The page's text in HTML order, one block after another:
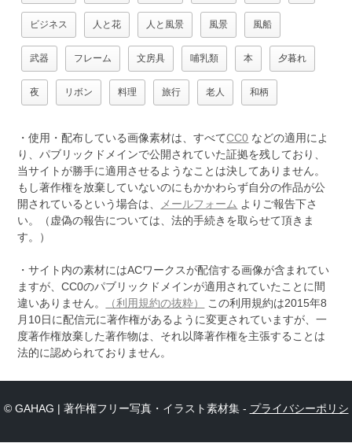
ビジネス 人と花 人と風景 風景 風船
武器 フレーム 文房具 哺乳類 本 夕暮れ
夜 リボン 料理 旅行 老人 和柄
・使用・配布している画像素材は、すべてCC0 などの適用によ
り、パブリックドメインで公開されていた証拠を残しており、
当サイトが勝手に適用させるようなことは決してありません。
もし著作権を放棄していないのにもかかわらず自分の作品が公
開されているという場合は、
メールフォーム よりご報告下さ
い。（虚偽の報告については、法的手続きを取らせて頂きま
す。）
・サイト内の素材にはACワークスが配信する画像が含まれてい
ますが、CC0のパブリックドメインが適用されていたことに間
違いありません。
（利用規約の抜粋）
この利用規約は2015年8
月10日に配信元に著作権があるように変更されていますが、一
度著作権放棄した著作物は、それ以降著作権を主張することは
法的に認められておりません。
© GAHAG | 著作権フリー写真・イラスト素材集 - プライバシーポリシ